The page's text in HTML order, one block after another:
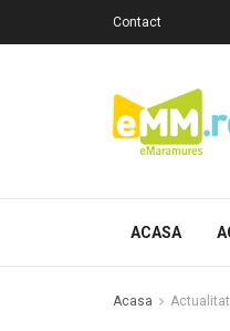
Contact
ACASA
Acasa